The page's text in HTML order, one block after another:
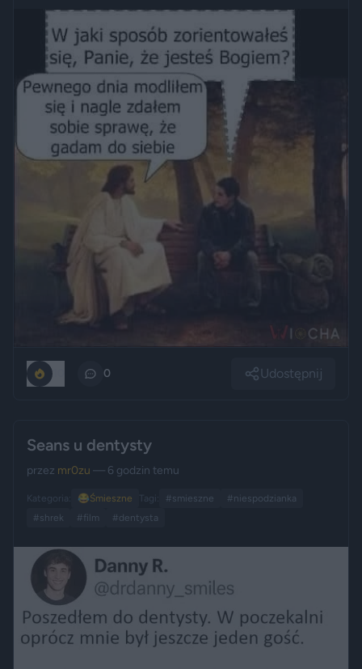
0 Udostępnij
Seans u dentysty
przez mr0zu — 6 godzin temu
Kategoria: 😂Śmieszne Tagi: #smieszne
#niespodzianka
#shrek
#film #dentysta